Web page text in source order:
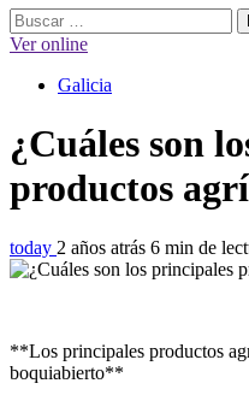
Menú
principal
Buscar:
Ver online
Galicia
¿Cuáles son
productos
today 2 años atrás 6 min de
**Los principales productos
boquiabierto**